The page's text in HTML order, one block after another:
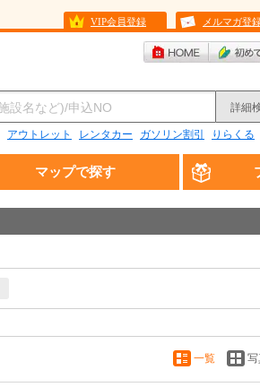
VIP会員登録 メルマガ登
詳細
アウトレット レンタカー ガソリン割引 りらくる
マップで探す
一覧